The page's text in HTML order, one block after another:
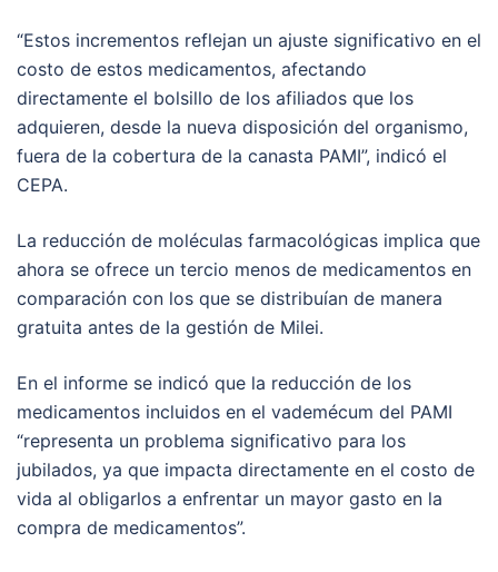
“Estos incrementos reflejan un ajuste significativo en el
costo de estos medicamentos, afectando
directamente el bolsillo de los afiliados que los
adquieren, desde la nueva disposición del organismo,
fuera de la cobertura de la canasta PAMI”, indicó el
CEPA.
La reducción de moléculas farmacológicas implica que
ahora se ofrece un tercio menos de medicamentos en
comparación con los que se distribuían de manera
gratuita antes de la gestión de Milei.
En el informe se indicó que la reducción de los
medicamentos incluidos en el vademécum del PAMI
“representa un problema significativo para los
jubilados, ya que impacta directamente en el costo de
vida al obligarlos a enfrentar un mayor gasto en la
compra de medicamentos”.